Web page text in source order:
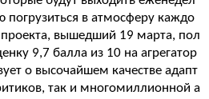
погрузиться в атмосферу каждо
вышедший 19 марта, пол
9,7 балла из 10 на агрегатор
о высочайшем качестве адапт
так и многомиллионной а